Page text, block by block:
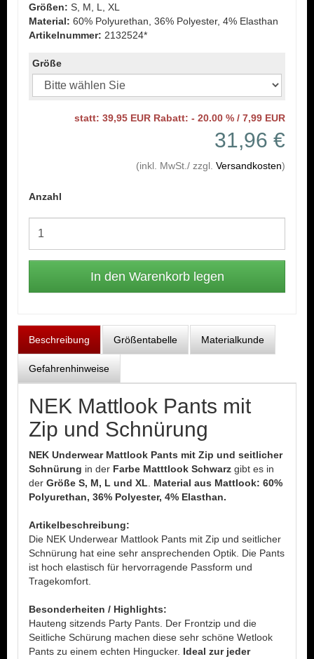
Größen: S, M, L, XL
Material: 60% Polyurethan, 36% Polyester, 4% Elasthan
Artikelnummer: 2132524*
Größe
statt: 39,95 EUR Rabatt: - 20.00 % / 7,99 EUR
31,96 €
(inkl. MwSt./ zzgl. Versandkosten)
Anzahl
Beschreibung Größentabelle Materialkunde
Gefahrenhinweise
NEK Mattlook Pants mit
Zip und Schnürung
NEK Underwear Mattlook Pants mit Zip und seitlicher
Schnürung in der Farbe Matttlook Schwarz gibt es in
der Größe S, M, L und XL
Material aus Mattlook: 60%
Polyurethan, 36% Polyester, 4% Elasthan.
Artikelbeschreibung:
Die NEK Underwear Mattlook Pants mit Zip und seitlicher
Schnürung hat eine sehr ansprechenden Optik. Die Pants
ist hoch elastisch für hervorragende Passform und
Tragekomfort.
Besonderheiten / Highlights:
Hauteng sitzends Party Pants. Der Frontzip und die
Seitliche Schürung machen diese sehr schöne Wetlook
Pants zu einem echten Hingucker. Ideal zur jeder